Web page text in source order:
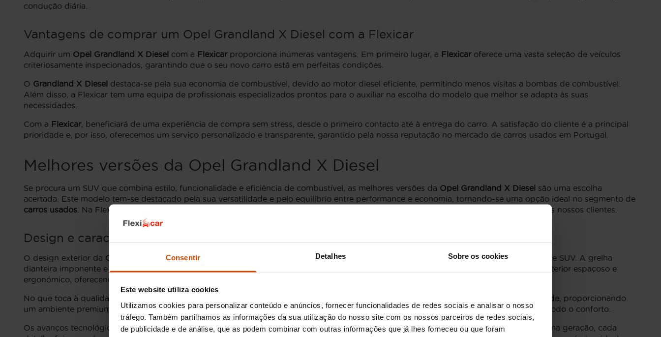
Consentir Detalhes Sobre os cookies
Este website utiliza cookies
Utilizamos cookies para personalizar conteúdo e anúncios, fornecer funcionalidades de redes sociais e analisar o nosso
tráfego. Também partilhamos as informações da sua utilização do nosso site com os nossos parceiros de redes sociais,
de publicidade e de análise, que as podem combinar com outras informações que já lhes forneceu ou que foram
condução diária.
Vantagens de comprar um Opel Grandland X Diesel com a Flexicar
Adquirir um Opel Grandland X Diesel com a Flexicarproporciona inúmeras vantagens. Em primeiro lugar, a Flexicaroferece uma vasta seleção de veículos
criteriosamente inspecionados, garantindo que o seu novo carro está em perfeitas condições.
O Grandland X Diesel destaca-se pela sua economia de combustível, devido ao motor diesel eficiente, permitindo menos visitas a bombas de combustível.
Além disso, a Flexicar tem uma equipa de profissionais especializados prontos para o auxiliar na escolha do modelo que melhor se adapta às suas
necessidades.
Com a Flexicar, beneficiará de uma experiência de compra sem stress, desde o primeiro contacto até à entrega do carro. A satisfação do cliente é a principal
prioridade e, por isso, oferecemos um serviço personalizado e transparente, garantido pela nossa reputação no mercado de carros usados em Portugal.
Melhores versões da Opel Grandland X Diesel
Se procura um SUV que combina estilo, funcionalidade e eficiência de combustível, as melhores versões da Opel Grandland X Diesel são uma escolha
acertada. Este modelo tem-se destacado pela sua versatilidade e pelo equilíbrio entre performance e economia, tornando-se uma opção ideal no segmento de
carros usados . Na Flexicar, poderá encontrar uma seleção cuidada de viaturas, inspecionadas para garantir a qualidade e a satisfação dos nossos clientes.
Design e características da Carros Opel Grandland X Diesel
O design exterior da Opel Grandland X Diesel
é moderno e atraente, com linhas elegantes que sublinham a robustez e o dinamismo deste SUV. A grelha
dianteira imponente e os faróis LED de alta tecnologia conferem uma presença marcante na estrada. Este modelo destaca-se pelo seu interior espaçoso e
ergonómico, oferecendo conforto excecional para todos os passageiros.
No que toca à qualidade dos materiais, a
não compromete. O interior é revestido com materiais de alta qualidade, proporcionando
um ambiente premium. O espaço de bagagem é generoso, permitindo aos condutores e passageiros aproveitarem viagens longas com todo o conforto.
Os avanços tecnológicos não foram esquecidos. Desde o painel de instrumentos intuitivo até aos sistemas de infoentretenimento de última geração, cada